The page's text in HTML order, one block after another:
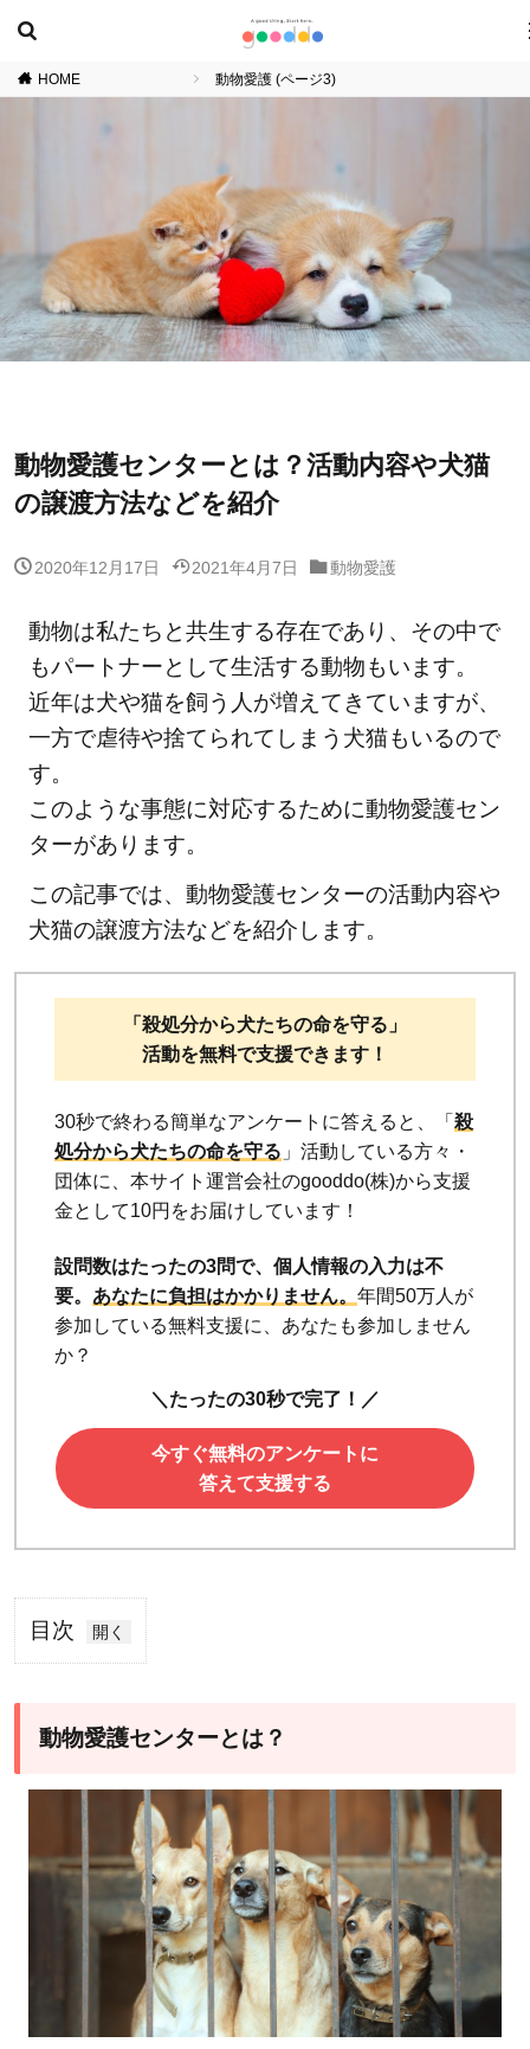
HOME 動物愛護 (ページ3)
動物愛護センターとは？活動内容や犬猫
の譲渡方法などを紹介
2020年12月17日 2021年4月7日 動物愛護
動物は私たちと共生する存在であり、その中で
もパートナーとして生活する動物もいます。
近年は犬や猫を飼う人が増えてきていますが、
一方で虐待や捨てられてしまう犬猫もいるので
す。
このような事態に対応するために動物愛護セン
ターがあります。
この記事では、動物愛護センターの活動内容や
犬猫の譲渡方法などを紹介します。
「殺処分から犬たちの命を守る」
活動を無料で支援できます！
30秒で終わる簡単なアンケートに答えると、「 殺
処分から犬たちの命を守る 」活動している方々・
団体に、本サイト運営会社のgooddo(株)から支援
金として10円をお届けしています！
設問数はたったの3問で、個人情報の入力は不
要。 あなたに負担はかかりません。 年間50万人が
参加している無料支援に、あなたも参加しません
か？
＼たったの30秒で完了！／
今すぐ無料のアンケートに
答えて支援する
目次
1
愛護
ター
は？
1.1
動物
セン
ター
動物愛護センターとは？